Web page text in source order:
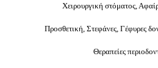
Χειρουργική στόματος,
Προσθετική, Στεφάνες, Γέφυρες
Θεραπείες